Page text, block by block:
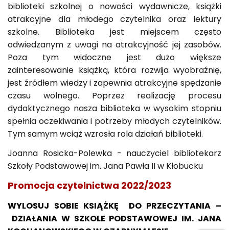
biblioteki szkolnej o nowości wydawnicze, książki
atrakcyjne dla młodego czytelnika oraz lektury
szkolne. Biblioteka jest miejscem często
odwiedzanym z uwagi na atrakcyjność jej zasobów.
Poza tym widoczne jest dużo większe
zainteresowanie książką, która rozwija wyobraźnię,
jest źródłem wiedzy i zapewnia atrakcyjne spędzanie
czasu wolnego. Poprzez realizację procesu
dydaktycznego nasza biblioteka w wysokim stopniu
spełnia oczekiwania i potrzeby młodych czytelników.
Tym samym wciąż wzrosła rola działań biblioteki.
Joanna Rosicka-Polewka - nauczyciel bibliotekarz
Szkoły Podstawowej im. Jana Pawła II w Kłobucku
Promocja czytelnictwa 2022/2023
WYLOSUJ SOBIE KSIĄŻKĘ DO PRZECZYTANIA –
DZIAŁANIA W SZKOLE PODSTAWOWEJ IM. JANA